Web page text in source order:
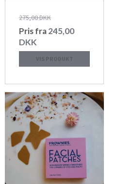
275,00 DKK
Pris fra245,00
DKK
VIS PRODUKT